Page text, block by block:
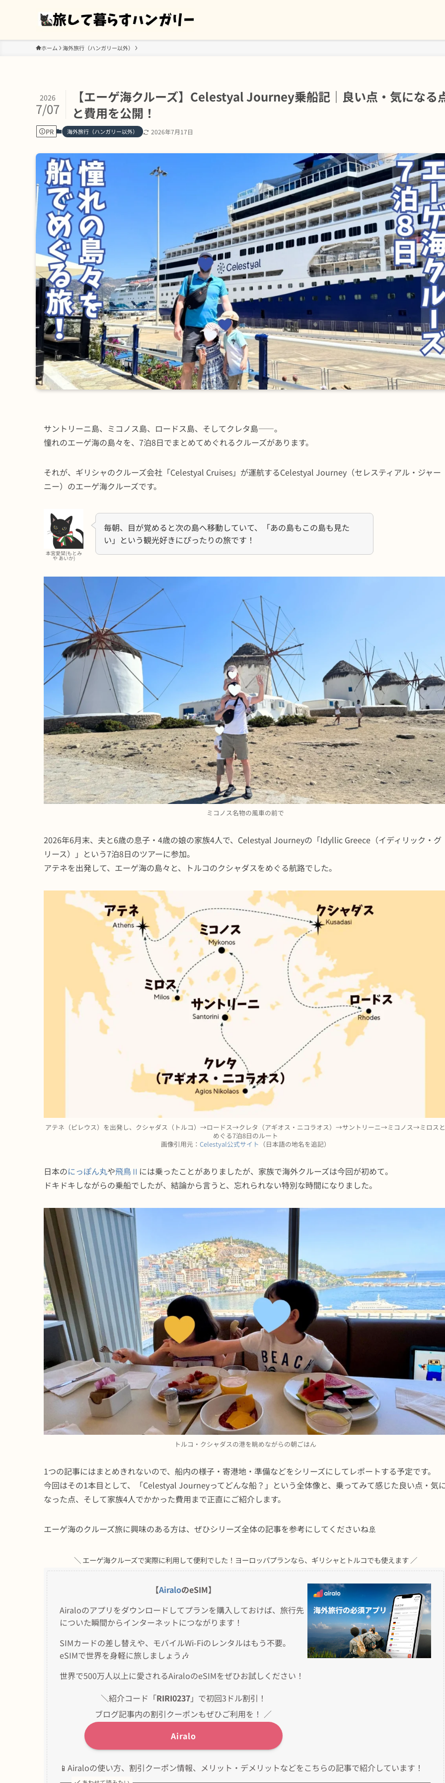
ホーム 海外旅行（ハンガリー以外）
【エーゲ海クルーズ】Celestyal Journey乗船記｜良い点・気になる
と費用を公開！
2026
7/07
PR 海外旅行（ハンガリー以外） 2026年7月17日
サントリーニ島、ミコノス島、ロードス島、そしてクレタ島——。
憧れのエーゲ海の島々を、7泊8日でまとめてめぐれるクルーズがあります。
それが、ギリシャのクルーズ会社「Celestyal Cruises」が運航するCelestyal Journey（セレスティアル・ジャー
ニー）のエーゲ海クルーズです。
本宮愛栞(もとみ
や あいか)
毎朝、目が覚めると次の島へ移動していて、「あの島もこの島も見た
い」という観光好きにぴったりの旅です！
ミコノス名物の風車の前で
2026年6月末、夫と6歳の息子・4歳の娘の家族4人で、Celestyal Journeyの「Idyllic Greece（イディリック・グ
リース）」という7泊8日のツアーに参加。
アテネを出発して、エーゲ海の島々と、トルコのクシャダスをめぐる航路でした。
アテネ（ピレウス）を出発し、クシャダス（トルコ）→ロードス→クレタ（アギオス・ニコラオス）→サントリーニ→ミコノス→ミロスと
めぐる7泊8日のルート
画像引用元： Celestyal公式サイト （日本語の地名を追記）
日本のにっぽん丸や飛鳥Ⅱ には乗ったことがありましたが、家族で海外クルーズは今回が初めて。
ドキドキしながらの乗船でしたが、結論から言うと、忘れられない特別な時間になりました。
トルコ・クシャダスの港を眺めながらの朝ごはん
1つの記事にはまとめきれないので、船内の様子・寄港地・準備などをシリーズにしてレポートする予定です。
今回はその1本目として、「Celestyal Journeyってどんな船？」という全体像と、乗ってみて感じた良い点・気
なった点、そして家族4人でかかった費用まで正直にご紹介します。
エーゲ海のクルーズ旅に興味のある方は、ぜひシリーズ全体の記事を参考にしてくださいね🚢
＼ エーゲ海クルーズで実際に利用して便利でした！ヨーロッパプランなら、ギリシャとトルコでも使えます ／
【AiraloのeSIM】
Airaloのアプリをダウンロードしてプランを購入しておけば、旅行先
についた瞬間からインターネットにつながります！
SIMカードの差し替えや、モバイルWi-Fiのレンタルはもう不要。
eSIMで世界を身軽に旅しましょう🎶
世界で500万人以上に愛されるAiraloのeSIMをぜひお試しください！
＼紹介コード「RIRI0237」で初回3ドル割引！
ブログ記事内の割引クーポンもぜひご利用を！ ／
Airalo
📱Airaloの使い方、割引クーポン情報、メリット・デメリットなどをこちらの記事で紹介しています！